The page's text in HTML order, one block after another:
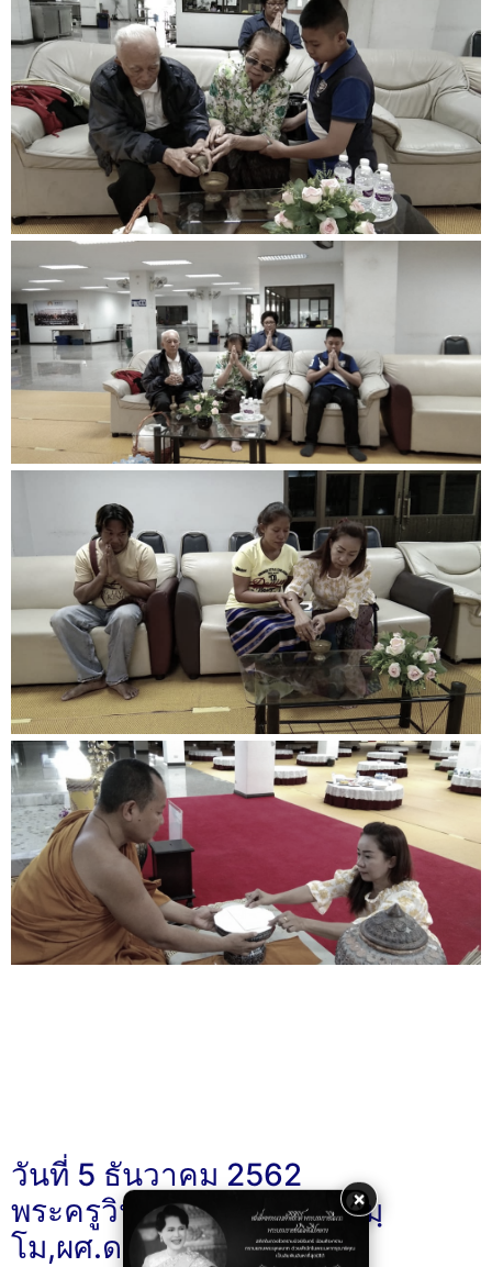
×
วันที่ 5 ธันวาคม 2562
พระครูวินัยธรสมุทร ถาวรธมฺ
โม,ผศ.ดร.